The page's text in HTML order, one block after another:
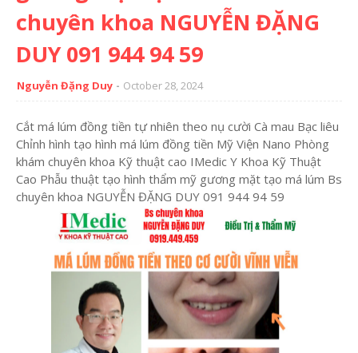
chuyên khoa NGUYỄN ĐẶNG
DUY 091 944 94 59
Nguyễn Đặng Duy October 28, 2024
Cắt má lúm đồng tiền tự nhiên theo nụ cười Cà mau Bạc liêu
Chỉnh hình tạo hình má lúm đồng tiền Mỹ Viện Nano Phòng
khám chuyên khoa Kỹ thuật cao IMedic Y Khoa Kỹ Thuật
Cao Phẫu thuật tạo hình thẩm mỹ gương mặt tạo má lúm Bs
chuyên khoa NGUYỄN ĐẶNG DUY 091 944 94 59